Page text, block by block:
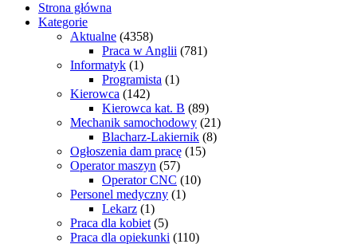
Strona główna
Kategorie
Aktualne (4358)
Praca w Anglii (781)
Informatyk (1)
Programista (1)
Kierowca (142)
Kierowca kat. B (89)
Mechanik samochodowy (21)
Blacharz-Lakiernik (8)
Ogłoszenia dam pracę (15)
Operator maszyn (57)
Operator CNC (10)
Personel medyczny (1)
Lekarz (1)
Praca dla kobiet (5)
Praca dla opiekunki (110)